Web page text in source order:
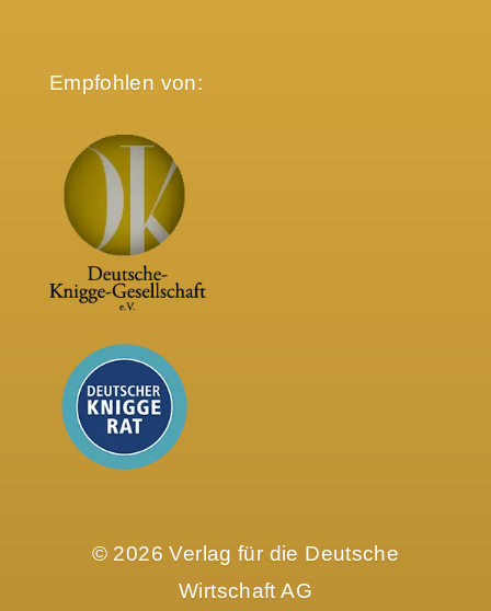
Empfohlen von:
© 2026 Verlag für die Deutsche
Wirtschaft AG